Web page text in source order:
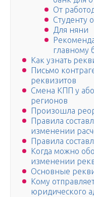
От
Студенту
Для няни
главному
Как узнать
Письмо
реквизитов
Смена КПП у
регионов
Произошла
Правила
изменении
Правила
Когда можно
изменении
Основные
Кому
юридического